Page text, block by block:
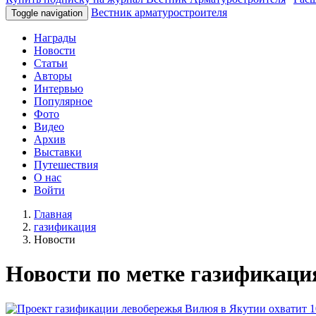
Toggle navigation Вестник арматуростроителя
Награды
Новости
Статьи
Авторы
Интервью
Популярное
Фото
Видео
Архив
Выставки
Путешествия
О нас
Войти
Главная
газификация
Новости
Новости по метке